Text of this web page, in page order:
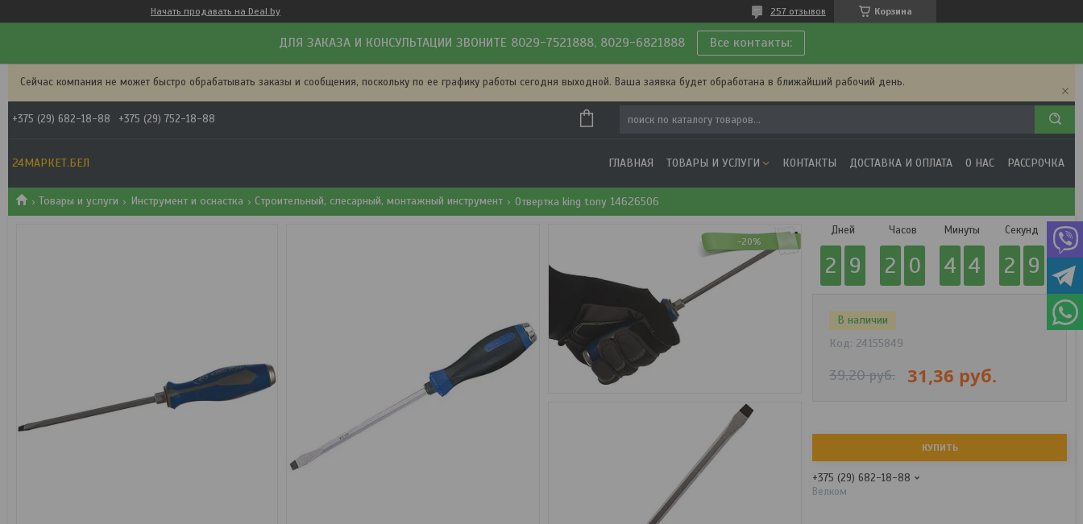
Начать продавать на Deal.by Корзина
257 отзывов
ДЛЯ ЗАКАЗА И КОНСУЛЬТАЦИИ ЗВОНИТЕ 8029-7521888, 8029-6821888 Все контакты:
Сейчас компания не может быстро обрабатывать заказы и сообщения, поскольку по ее графику работы сегодня выходной. Ваша заявка будет обработана в ближайший рабочий день.
+375 (29) 682-18-88 +375 (29) 752-18-88
24МАРКЕТ.БЕЛ ГЛАВНАЯ ТОВАРЫ И УСЛУГИ КОНТАКТЫ ДОСТАВКА И ОПЛАТА О НАС РАССРОЧКА
Товары и услуги Инструмент и оснастка Строительный, слесарный, монтажный инструмент Отвертка king tony 14626506
-20%
Дней
2 9
Часов
2 0
Минуты
4 4
Секунд
2 8
В наличии
Код: 24155849
39,20руб. 31,36 руб.
КУПИТЬ
+375 (29) 682-18-88
Велком